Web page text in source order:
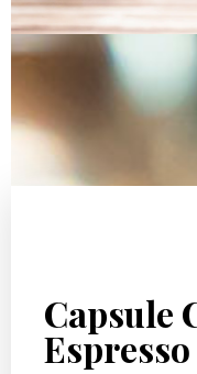
Capsule